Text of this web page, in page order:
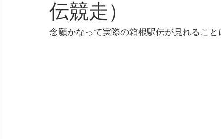
伝競走）
念願かなって実際の箱根駅伝が見れるこ